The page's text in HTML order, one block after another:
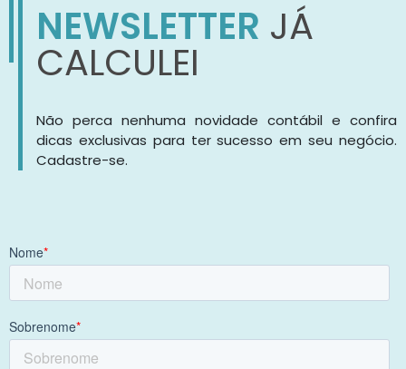
NEWSLETTER JÁ
CALCULEI
Não perca nenhuma novidade contábil e confira
dicas exclusivas para ter sucesso em seu negócio.
Cadastre-se.